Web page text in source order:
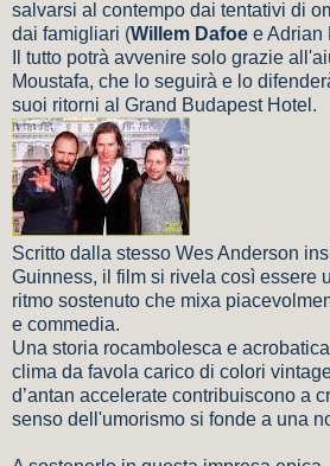
salvarsi al contempo dai tentativi di
dai famigliari (Willem Dafoe e Adrian
Il tutto potrà avvenire solo grazie
Moustafa, che lo seguirà e lo
suoi ritorni al Grand Budapest Hotel.
Scritto dalla stesso Wes Anderson
Guinness, il film si rivela così essere
ritmo sostenuto che mixa
e commedia.
Una storia rocambolesca e
clima da favola carico di colori
d’antan accelerate contribuiscono a
senso dell'umorismo si fonde a una